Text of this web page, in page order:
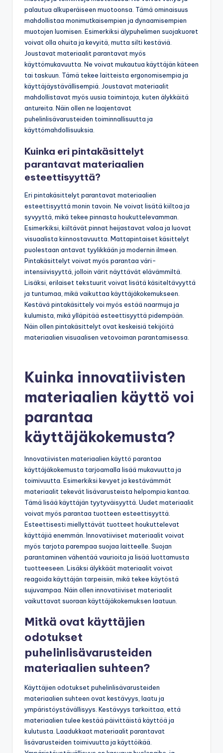
palautua alkuperäiseen muotoonsa. Tämä ominaisuus
mahdollistaa monimutkaisempien ja dynaamisempien
muotojen luomisen. Esimerkiksi älypuhelimen suojakuoret
voivat olla ohuita ja kevyitä, mutta silti kestäviä.
Joustavat materiaalit parantavat myös
käyttömukavuutta. Ne voivat mukautua käyttäjän käteen
tai taskuun. Tämä tekee laitteista ergonomisempia ja
käyttäjäystävällisempiä. Joustavat materiaalit
mahdollistavat myös uusia toimintoja, kuten älykkäitä
antureita. Näin ollen ne laajentavat
puhelinlisävarusteiden toiminnallisuutta ja
käyttömahdollisuuksia.
Kuinka eri pintakäsittelyt
parantavat materiaalien
esteettisyyttä?
Eri pintakäsittelyt parantavat materiaalien
esteettisyyttä monin tavoin. Ne voivat lisätä kiiltoa ja
syvyyttä, mikä tekee pinnasta houkuttelevamman.
Esimerkiksi, kiiltävät pinnat heijastavat valoa ja luovat
visuaalista kiinnostavuutta. Mattapintaiset käsittelyt
puolestaan antavat tyylikkään ja modernin ilmeen.
Pintakäsittelyt voivat myös parantaa väri-
intensiivisyyttä, jolloin värit näyttävät elävämmiltä.
Lisäksi, erilaiset tekstuurit voivat lisätä käsiteltävyyttä
ja tuntumaa, mikä vaikuttaa käyttäjäkokemukseen.
Kestävä pintakäsittely voi myös estää naarmuja ja
kulumista, mikä ylläpitää esteettisyyttä pidempään.
Näin ollen pintakäsittelyt ovat keskeisiä tekijöitä
materiaalien visuaalisen vetovoiman parantamisessa.
Kuinka innovatiivisten
materiaalien käyttö voi
parantaa
käyttäjäkokemusta?
Innovatiivisten materiaalien käyttö parantaa
käyttäjäkokemusta tarjoamalla lisää mukavuutta ja
toimivuutta. Esimerkiksi kevyet ja kestävämmät
materiaalit tekevät lisävarusteista helpompia kantaa.
Tämä lisää käyttäjän tyytyväisyyttä. Uudet materiaalit
voivat myös parantaa tuotteen esteettisyyttä.
Esteettisesti miellyttävät tuotteet houkuttelevat
käyttäjiä enemmän. Innovatiiviset materiaalit voivat
myös tarjota parempaa suojaa laitteelle. Suojan
parantaminen vähentää vaurioita ja lisää luottamusta
tuotteeseen. Lisäksi älykkäät materiaalit voivat
reagoida käyttäjän tarpeisiin, mikä tekee käytöstä
sujuvampaa. Näin ollen innovatiiviset materiaalit
Mitkä ovat käyttäjien
odotukset
puhelinlisävarusteiden
Käyttäjien odotukset puhelinlisävarusteiden
materiaalien suhteen ovat kestävyys, laatu ja
ympäristöystävällisyys. Kestävyys tarkoittaa, että
materiaalien tulee kestää päivittäistä käyttöä ja
kulutusta. Laadukkaat materiaalit parantavat